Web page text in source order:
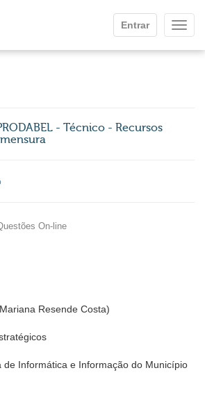
Entrar
- Técnico - Recursos
On-line
Resende Costa)
de Informática e Informação do Município